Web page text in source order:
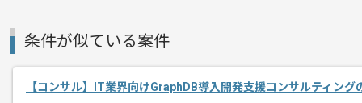
条件が似ている案件
【コンサル】IT業界向けGraphDB導入開発支援コンサルティング